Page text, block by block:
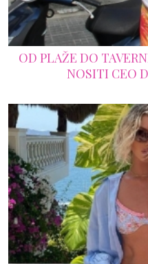
OD PLAŽE DO
NOSITI CEO